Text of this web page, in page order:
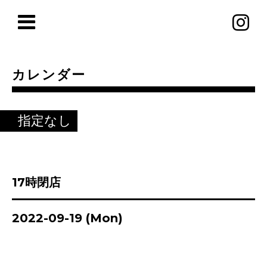
カレンダー
指定なし
17時閉店
2022-09-19 (Mon)